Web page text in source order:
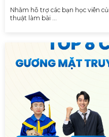
Nhằm hỗ trợ các bạn học viên
thuật làm bài …